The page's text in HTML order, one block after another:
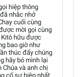
hiệp thông
nhắc nhở
cuối cùng
mời gọi cùng
Kitô hữu được
bao giờ như
thúc đẩy chúng
hãy bỏ mình lại
Chúa và anh chị
cố sự hiệp nhất